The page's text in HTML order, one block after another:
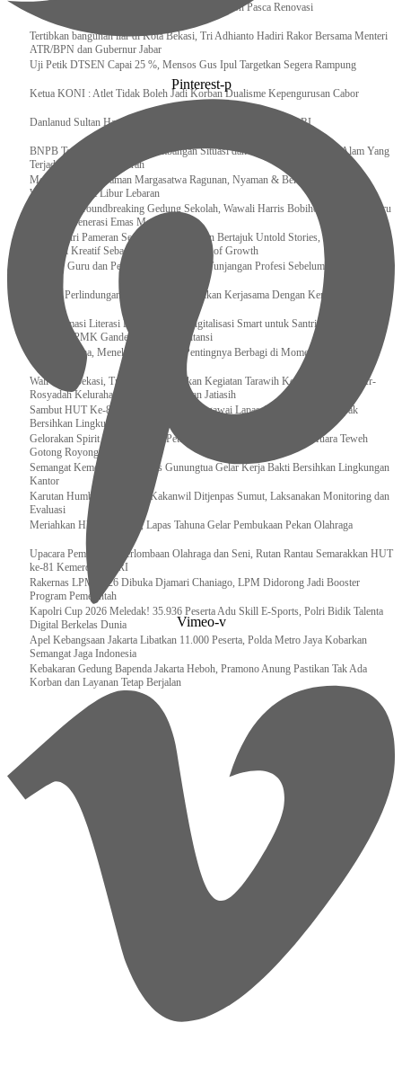
Presiden, Prabowo Subianto Resmikan 17 Stadion Pasca Renovasi
Tertibkan bangunan liar di Kota Bekasi, Tri Adhianto Hadiri Rakor Bersama Menteri
ATR/BPN dan Gubernur Jabar
Uji Petik DTSEN Capai 25 %, Mensos Gus Ipul Targetkan Segera Rampung
Ketua KONI : Atlet Tidak Boleh Jadi Korban Dualisme Kepengurusan Cabor
Danlanud Sultan Hasanuddin Ikuti Exit Meeting Bersama BPK RI
BNPB Terus Memantau Perkembangan Situasi dan Penanganan Bencana Alam Yang
Terjadi di Beberapa Daerah
Menpar Pastikan Taman Margasatwa Ragunan, Nyaman & Bersih di Kunjungi
Wisatawan Saat Libur Lebaran
Resmikan Groundbreaking Gedung Sekolah, Wawali Harris Bobihoe : Tonggak Baru
Ciptakan Generasi Emas Masa Depan
Menghadiri Pameran Seni Meiro Collection Bertajuk Untold Stories, Irene Umar :
Ekonomi Kreatif Sebagai The New Engine of Growth
120.067 Guru dan Pengawas PAI Terima Tunjangan Profesi Sebelum Lebaran
Perkuat Perlindungan KI Kemenkum Sahkan Kerjasama Dengan Kemenbud
Transformasi Literasi Keuangan dan Digitalisasi Smart untuk Santri Produktif
Kemenko PMK Gandeng Beberapa Intansi
Peduli Sesama, Menekraf Tekankan Pentingnya Berbagi di Momen Ramadan
Wali Kota Bekasi, Tri Adhianto Lakukan Kegiatan Tarawih Keliling di Masjid Ar-
Rosyadah Kelurahan Jatirasa Kecamatan Jatiasih
Sambut HUT Ke-81 Kemerdekaan RI, Pegawai Lapas Gunungsitoli Kompak
Bersihkan Lingkungan Kantor
Gelorakan Spirit Kemerdekaan, Petugas dan Warga Binaan Lapas Muara Teweh
Gotong Royong Kurve Masjid
Semangat Kemerdekaan, Lapas Gunungtua Gelar Kerja Bakti Bersihkan Lingkungan
Kantor
Karutan Humbahas Sambut Kakanwil Ditjenpas Sumut, Laksanakan Monitoring dan
Evaluasi
Meriahkan HUT RI ke-81, Lapas Tahuna Gelar Pembukaan Pekan Olahraga
Upacara Pembukaan Perlombaan Olahraga dan Seni, Rutan Rantau Semarakkan HUT
ke-81 Kemerdekaan RI
Rakernas LPM 2026 Dibuka Djamari Chaniago, LPM Didorong Jadi Booster
Program Pemerintah
Kapolri Cup 2026 Meledak! 35.936 Peserta Adu Skill E-Sports, Polri Bidik Talenta
Digital Berkelas Dunia
Apel Kebangsaan Jakarta Libatkan 11.000 Peserta, Polda Metro Jaya Kobarkan
Semangat Jaga Indonesia
Kebakaran Gedung Bapenda Jakarta Heboh, Pramono Anung Pastikan Tak Ada
Korban dan Layanan Tetap Berjalan
Pinterest-p
Vimeo-v